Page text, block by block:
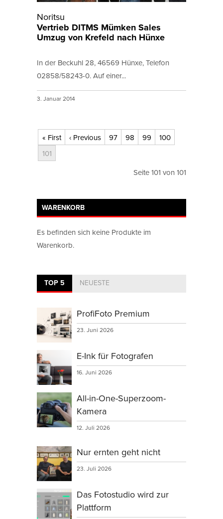
Noritsu
Vertrieb DITMS Mümken Sales
Umzug von Krefeld nach Hünxe
In der Beckuhl 28, 46569 Hünxe, Telefon
02858/58243-0. Auf einer...
3. Januar 2014
« First ‹ Previous 97 98 99
100
101
Seite 101 von 101
WARENKORB
Es befinden sich keine Produkte im
Warenkorb.
TOP 5 NEUESTE
ProfiFoto Premium
23. Juni 2026
E-Ink für Fotografen
16. Juni 2026
All-in-One-Superzoom-
Kamera
12. Juli 2026
Nur ernten geht nicht
23. Juli 2026
Das Fotostudio wird zur
Plattform